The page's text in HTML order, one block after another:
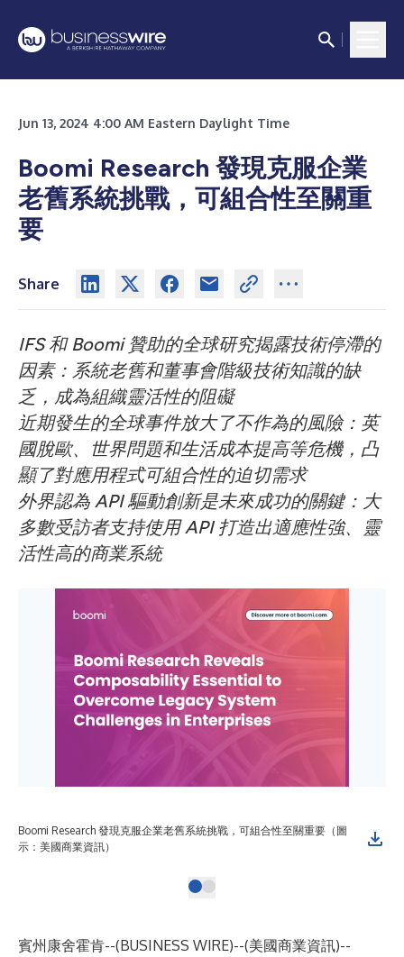
Jun 13, 2024 4:00 AM Eastern Daylight Time
Boomi Research 發現克服企業
老舊系統挑戰，可組合性至關重
要
Share
IFS 和 Boomi 贊助的全球研究揭露技術停滯的
因素：系統老舊和董事會階級技術知識的缺
乏，成為組織靈活性的阻礙
近期發生的全球事件放大了不作為的風險：英
國脫歐、世界問題和生活成本提高等危機，凸
顯了對應用程式可組合性的迫切需求
外界認為 API 驅動創新是未來成功的關鍵：大
多數受訪者支持使用 API 打造出適應性強、靈
活性高的商業系統
Boomi Research 發現克服企業老舊系統挑戰，可組合性至關重要（圖
示：美國商業資訊）
賓州康舍霍肯--(BUSINESS WIRE)--(美國商業資訊)--